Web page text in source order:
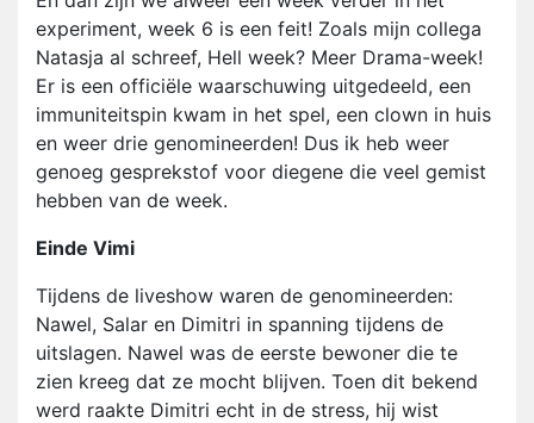
experiment, week 6 is een feit! Zoals mijn collega
Natasja al schreef, Hell week? Meer Drama-week!
Er is een officiële waarschuwing uitgedeeld, een
immuniteitspin kwam in het spel, een clown in huis
en weer drie genomineerden! Dus ik heb weer
genoeg gesprekstof voor diegene die veel gemist
hebben van de week.
Einde Vimi
Tijdens de liveshow waren de genomineerden:
Nawel, Salar en Dimitri in spanning tijdens de
uitslagen. Nawel was de eerste bewoner die te
zien kreeg dat ze mocht blijven. Toen dit bekend
werd raakte Dimitri echt in de stress, hij wist